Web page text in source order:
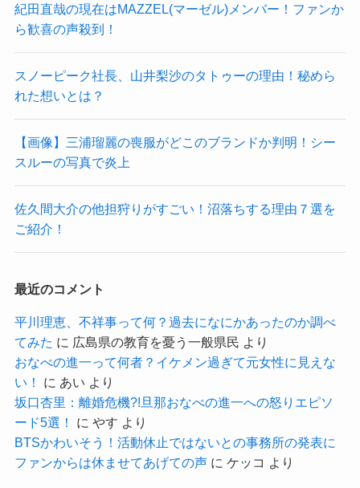
紀田直哉の現在はMAZZEL(マーゼル)メンバー！ファンか
ら歓喜の声殺到！
スノーピーク社長、山井梨沙のタトゥーの理由！秘めら
れた想いとは？
【画像】三浦瑠麗の喪服がどこのブランドか判明！シー
スルーの写真で炎上
佐久間大介の他担狩りがすごい！沼落ちする理由７選を
ご紹介！
最近のコメント
平川理恵、不祥事って何？過去になにかあったのか調べ
てみた に 広島県の教育を憂う一般県民 より
おなべの進一って何者？イケメン過ぎて元女性に見えな
い！
に あい より
坂口杏里：離婚危機?!旦那おなべの進一への怒りエピソ
ード5選！
に やす より
BTSかわいそう！活動休止ではないとの事務所の発表に
ファンからは休ませてあげての声に ケッコ より